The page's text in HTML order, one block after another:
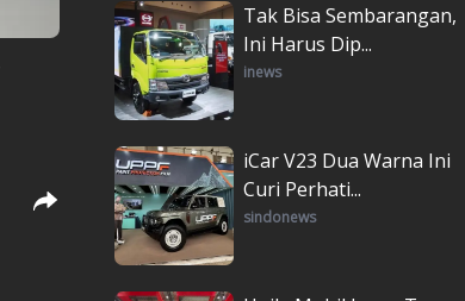
Tak Bisa Sembarangan,
Ini Harus Dip...
inews
iCar V23 Dua Warna Ini
Curi Perhati...
sindonews